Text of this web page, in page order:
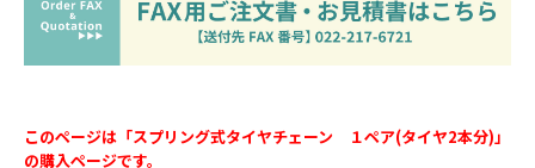
このページは「スプリング式タイヤチェーン １ペア(タイヤ2本分)」
の購入ページです。